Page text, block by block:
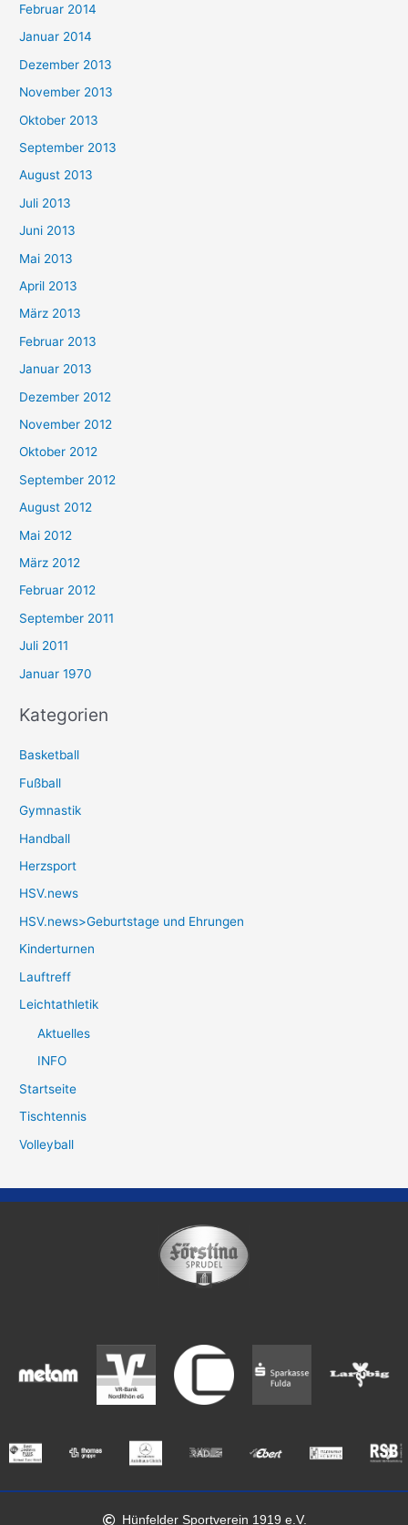
Februar 2014
Januar 2014
Dezember 2013
November 2013
Oktober 2013
September 2013
August 2013
Juli 2013
Juni 2013
Mai 2013
April 2013
März 2013
Februar 2013
Januar 2013
Dezember 2012
November 2012
Oktober 2012
September 2012
August 2012
Mai 2012
März 2012
Februar 2012
September 2011
Juli 2011
Januar 1970
Kategorien
Basketball
Fußball
Gymnastik
Handball
Herzsport
HSV.news
HSV.news>Geburtstage und Ehrungen
Kinderturnen
Lauftreff
Leichtathletik
Aktuelles
INFO
Startseite
Tischtennis
Volleyball
Hünfelder Sportverein 1919 e.V.